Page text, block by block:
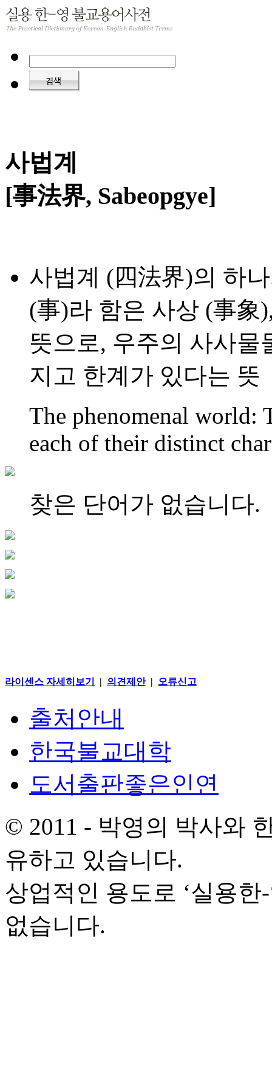
사법계
[事法界, Sabeopgye]
사법계 (四法界)의 하
(事)라 함은 사상 (事象
뜻으로, 우주의 사사물
지고 한계가 있다는 뜻
The phenomenal
each of their distinct
찾은 단어가 없습니다.
라이센스 자세히보기 | 의견제안| 오류신고
출처안내
한국불교대학
도서출판좋은인연
© 2011 - 박영의 박사와
유하고 있습니다.
상업적인 용도로 ‘실용
없습니다.